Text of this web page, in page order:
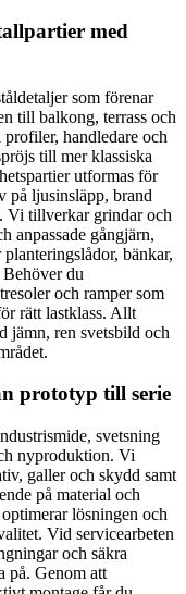
med
som förenar
till balkong, terrass och
handledare och
till mer klassiska
utformas för
på ljusinsläpp, brand
Vi tillverkar grindar och
anpassade gångjärn,
bänkar,
du
och ramper som
rätt lastklass. Allt
jämn, ren svetsbild och
prototyp till serie
svetsning
nyproduktion. Vi
galler och skydd samt
på material och
lösningen och
Vid servicearbeten
och säkra
på. Genom att